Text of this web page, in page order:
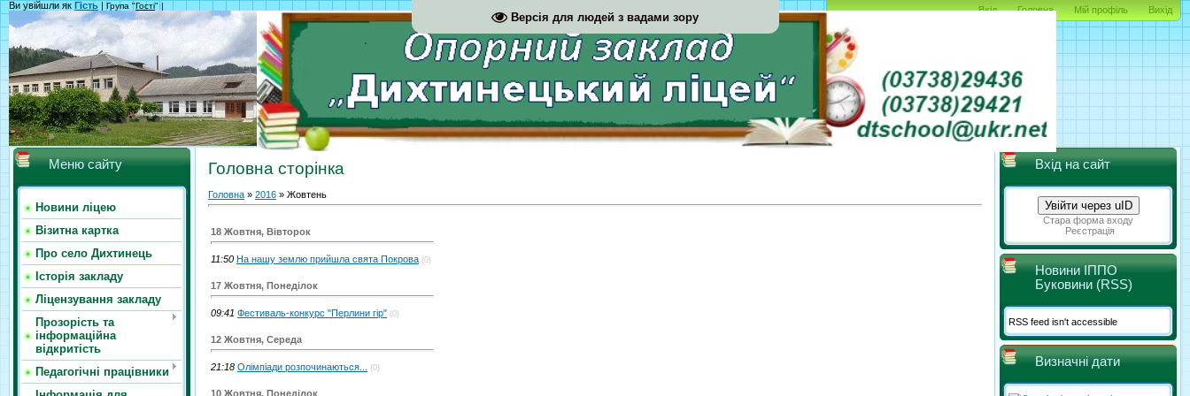
Версія для людей з вадами зору
Вхід Головна Мій профіль Вихід
Ви увійшли як Гість | Група "Гості" |
Меню сайту
Новини ліцею
Візитна картка
Про село Дихтинець
Історія закладу
Ліцензування закладу
Прозорість та
інформаційна
відкритість
Педагогічні працівники
Головна сторінка
Головна » 2016 » Жовтень
18 Жовтня, Вівторок
11:50 На нашу землю прийшла свята Покрова (0)
17 Жовтня, Понеділок
09:41 Фестиваль-конкурс "Перлини гір" (0)
12 Жовтня, Середа
21:18 Олімпіади розпочинаються... (0)
10 Жовтня, Понеділок
Вхід на сайт
Увійти через uID
Стара форма входу
Реєстрація
Новини ІППО
Буковини (RSS)
RSS feed isn't accessible
Визначні дати